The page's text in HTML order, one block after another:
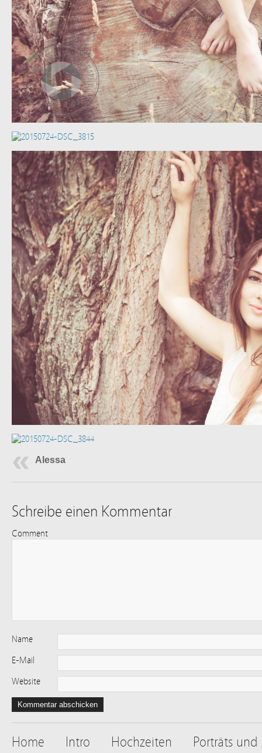
Alessa
Schreibe einen Kommentar
Comment
Name
E-Mail
Website
Home Intro Hochzeiten
Porträts